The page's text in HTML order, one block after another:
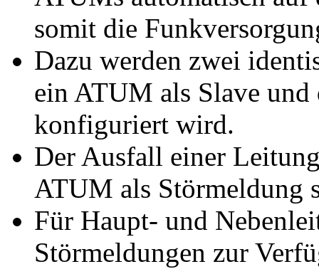
somit die
Dazu werden zwei
ein ATUM als Slave und
konfiguriert wird.
Der Ausfall einer
ATUM als Störmeldung
Für Haupt- und
Störmeldungen zur